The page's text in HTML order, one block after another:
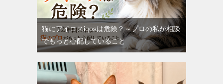
猫にアイコスiqosは危険？～プロの私が相談
でもっと心配していること